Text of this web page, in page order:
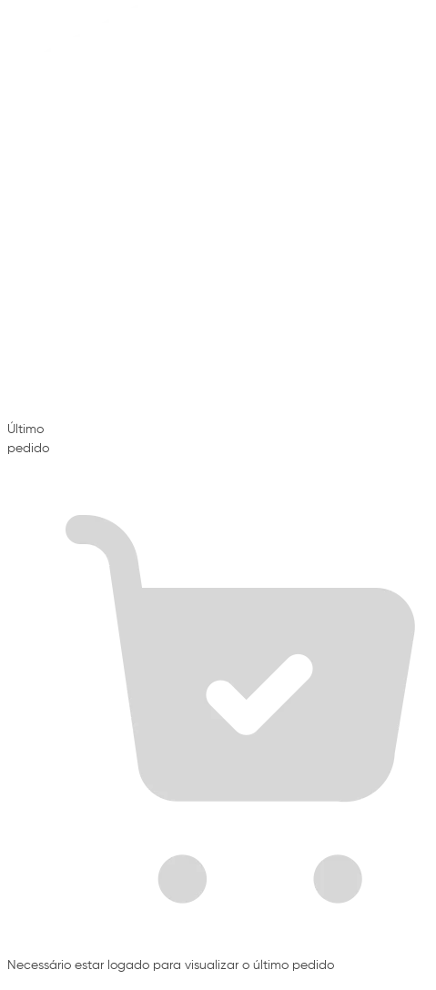
Último
pedido
Necessário estar logado para visualizar o último pedido